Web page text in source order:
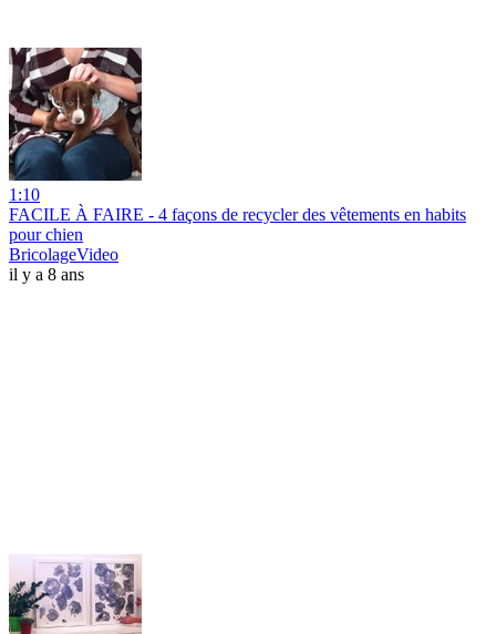
1:10
FACILE À FAIRE - 4 façons de recycler des vêtements en habits
pour chien
BricolageVideo
il y a 8 ans